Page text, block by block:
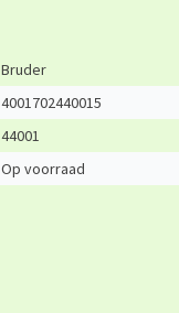
Bruder
4001702440015
44001
Op voorraad